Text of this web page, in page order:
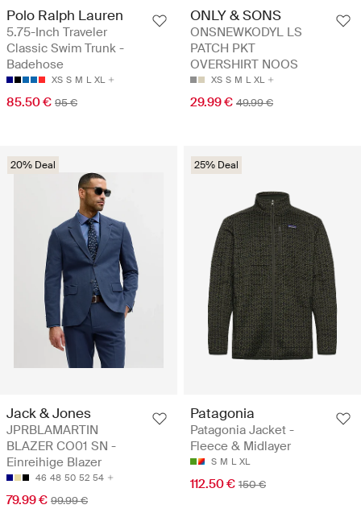
Polo Ralph Lauren
5.75-Inch Traveler
Classic Swim Trunk -
Badehose
XS S M L XL
85.50 € 95 €
ONLY & SONS
ONSNEWKODYL LS
PATCH PKT
OVERSHIRT NOOS
XS S M L XL
29.99 € 49.99 €
20% Deal
Jack & Jones
JPRBLAMARTIN
BLAZER CO01 SN -
Einreihige Blazer
46 48 50 52 54
79.99 € 99.99 €
25% Deal
Patagonia
Patagonia Jacket -
Fleece & Midlayer
S M L XL
112.50 € 150 €